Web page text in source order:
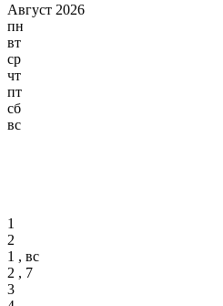
Август 2026
пн
вт
ср
чт
пт
сб
вс
1
2
1 , вс
2 , 7
3